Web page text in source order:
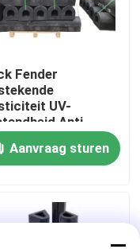
Fender
UV-
Anti-
Hoge
Aanvraag sturen